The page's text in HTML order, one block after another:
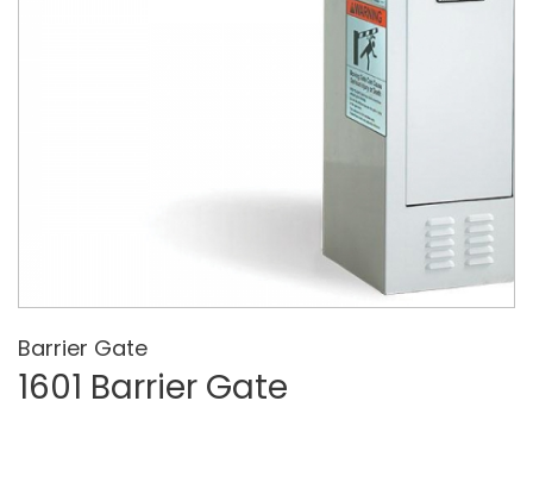
Barrier Gate
1601 Barrier Gate